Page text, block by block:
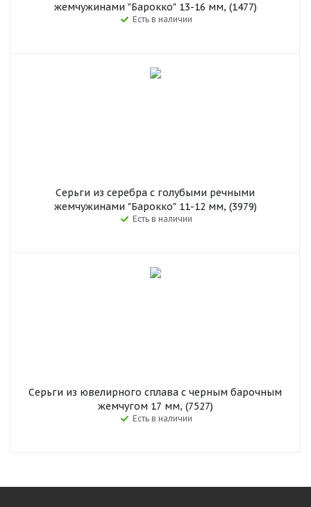
жемчужинами "Барокко" 13-16 мм, (1477)
Есть в наличии
Серьги из серебра с голубыми речными
жемчужинами "Барокко" 11-12 мм, (3979)
Есть в наличии
Серьги из ювелирного сплава с черным барочным
жемчугом 17 мм, (7527)
Есть в наличии